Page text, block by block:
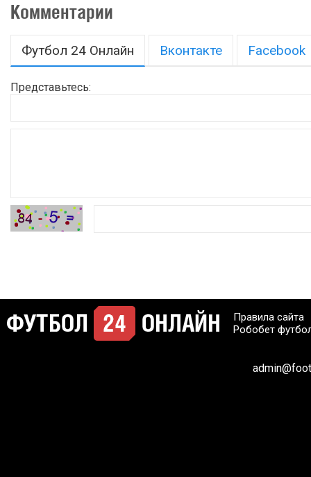
Комментарии
Футбол 24 Онлайн Вконтакте Facebook
Представьтесь:
Правила сайта
Робобет